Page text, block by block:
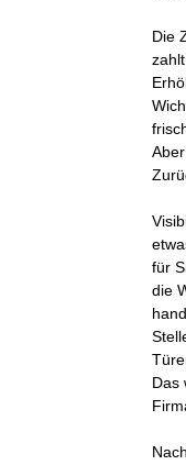
Die
für
die
Das